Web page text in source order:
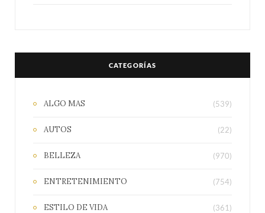
CATEGORÍAS
ALGO MAS (539)
AUTOS (22)
BELLEZA (970)
ENTRETENIMIENTO (754)
ESTILO DE VIDA (361)